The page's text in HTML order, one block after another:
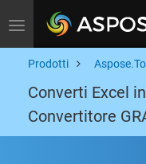
Toggle navigation
Prodotti
Converti Excel
Convertitore